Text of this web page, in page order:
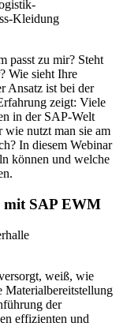
passt zu mir? Steht
Wie sieht Ihre
Ansatz ist bei der
zeigt: Viele
in der SAP-Welt
nutzt man sie am
In diesem Webinar
können und welche
mit SAP EWM
weiß, wie
Materialbereitstellung
der
effizienten und